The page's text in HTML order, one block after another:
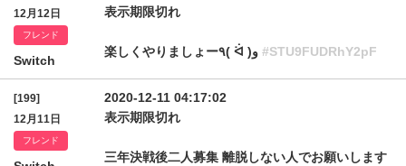
12月12日
フレンド
Switch
表示期限切れ
#STU9FUDRhY2pF
[199]
12月11日
フレンド
2020-12-11 04:17:02
表示期限切れ
三年決戦後二人募集 離脱しない人でお願いします